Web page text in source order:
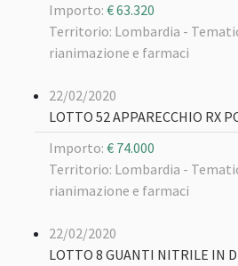
Importo: € 63.320
Territorio: Lombardia -
rianimazione e farmaci
22/02/2020
LOTTO 52 APPARECCHIO RX
Importo: € 74.000
Territorio: Lombardia -
rianimazione e farmaci
22/02/2020
LOTTO 8 GUANTI NITRILE IN